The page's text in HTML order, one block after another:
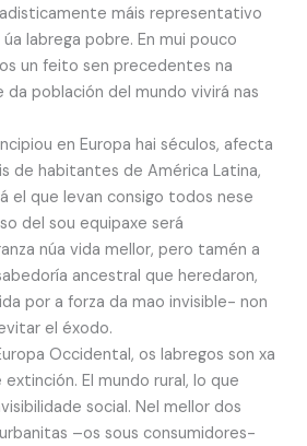
máis representativo
labrega pobre. En mui pouco
un feito sen precedentes na
población del mundo vivirá nas
en Europa hai séculos, afecta
de habitantes de América Latina,
el que levan consigo todos nese
del sou equipaxe será
núa vida mellor, pero tamén a
ancestral que heredaron,
por a forza da mao invisible- non
el éxodo.
Occidental, os labregos son xa
El mundo rural, lo que
social. Nel mellor dos
–os sous consumidores-